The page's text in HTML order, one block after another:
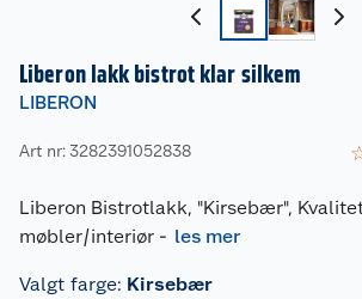
Liberon lakk bistrot klar silkem
LIBERON
Art nr: 3282391052838
Liberon Bistrotlakk, "Kirsebær",
møbler/interiør - les mer
Valgt farge: Kirsebær